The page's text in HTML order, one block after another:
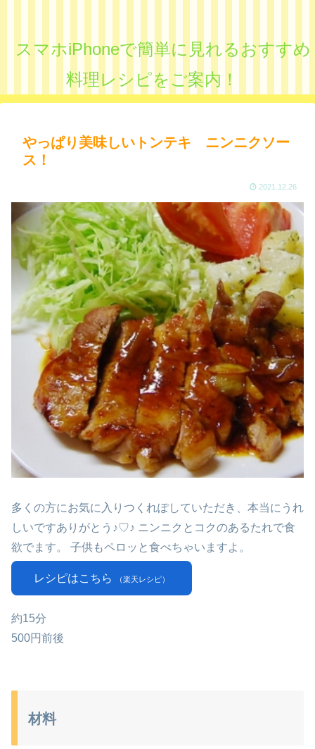
スマホiPhoneで簡単に見れるおすすめ
料理レシピをご案内！
やっぱり美味しいトンテキ ニンニクソー
ス！
2021.12.26
多くの方にお気に入りつくれぽしていただき、本当にうれ
しいですありがとう♪♡♪ ニンニクとコクのあるたれで食
欲でます。 子供もペロッと食べちゃいますよ。
レシピはこちら （楽天レシピ）
約15分
500円前後
材料